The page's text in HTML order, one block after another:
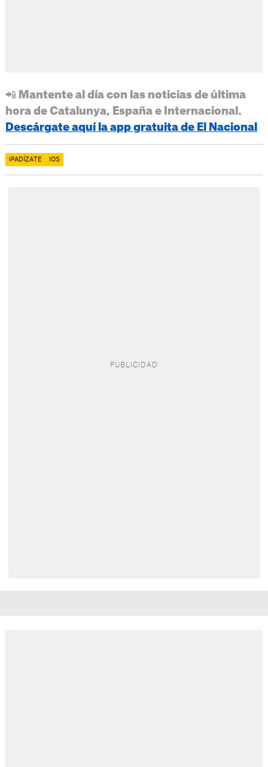
📲 Mantente al día con las noticias de última
hora de Catalunya, España e Internacional.
Descárgate aquí la app gratuita de El Nacional
IPADÍZATE IOS